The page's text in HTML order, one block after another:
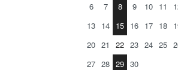
6
7 8 9 10 11
13 14 15 16 17 18
20 21 22 23 24 25
27 28 29 30